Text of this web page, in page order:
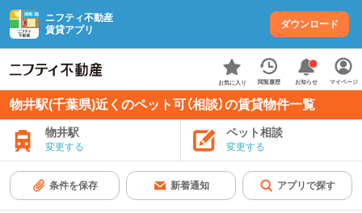
ニフティ不動産
賃貸アプリ
ダウンロード
お気に入り 閲覧履歴 お知らせ マイページ
物井駅(千葉県)近くのペット可（相談）の賃貸物件一覧
物井駅
変更する
ペット相談
変更する
条件を保存 新着通知 アプリで探す